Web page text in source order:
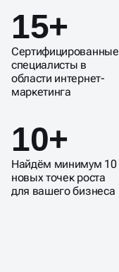
15+
Сертифицированные
специалисты в
области интернет-
маркетинга
10+
Найдём минимум 10
новых точек роста
для вашего бизнеса